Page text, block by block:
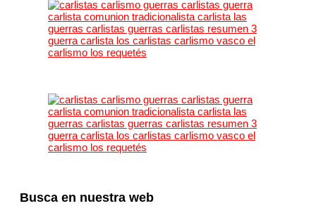
Busca en nuestra web